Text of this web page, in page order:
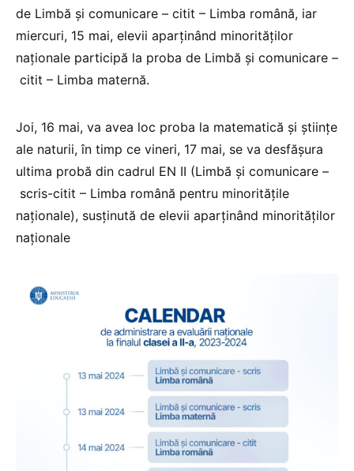
de Limbă și comunicare – citit – Limba română, iar
miercuri, 15 mai, elevii aparținând minorităților
naționale participă la proba de Limbă și comunicare –
citit – Limba maternă.
Joi, 16 mai, va avea loc proba la matematică și științe
ale naturii, în timp ce vineri, 17 mai, se va desfășura
ultima probă din cadrul EN II (Limbă și comunicare –
scris-citit – Limba română pentru minoritățile
naționale), susținută de elevii aparținând minorităților
naționale